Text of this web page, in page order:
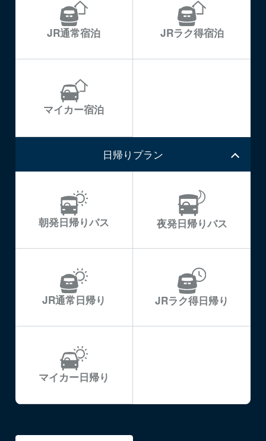
JR通常宿泊 JRラク得宿泊
マイカー宿泊
日帰りプラン
朝発日帰りバス 夜発日帰りバス
JR通常日帰り JRラク得日帰り
マイカー日帰り